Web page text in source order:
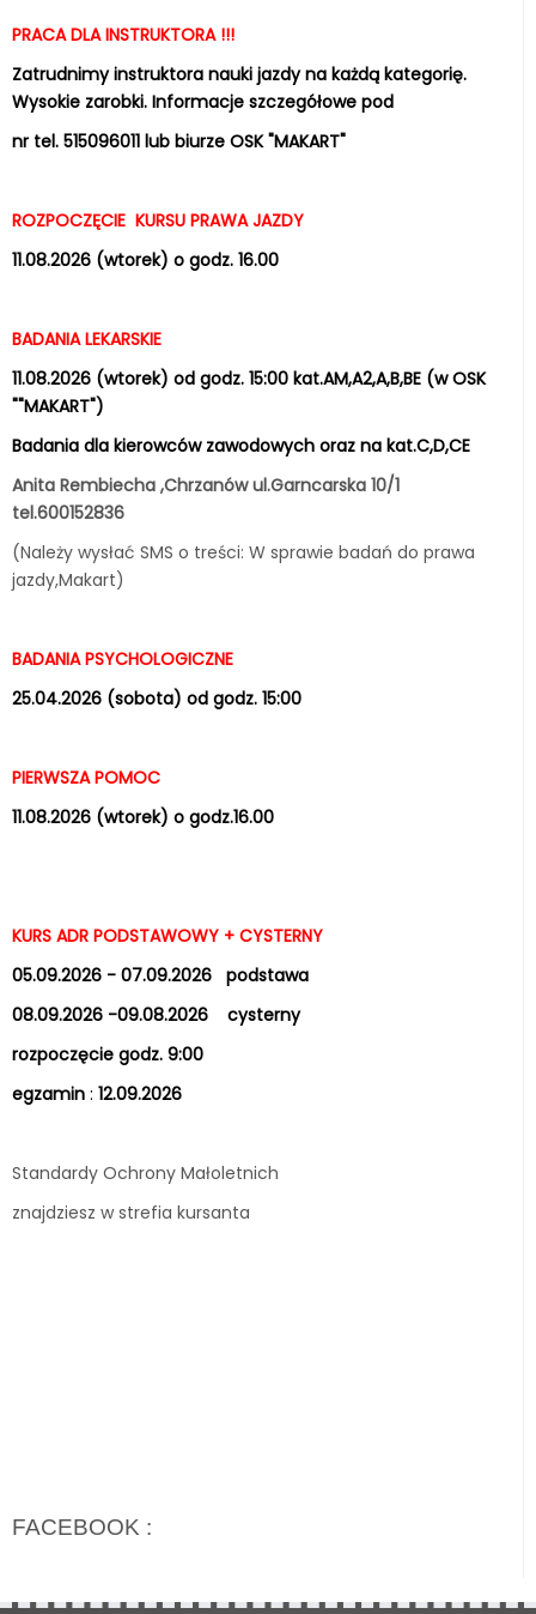
PRACA DLA INSTRUKTORA !!!
Zatrudnimy instruktora nauki jazdy na każdą kategorię.
Wysokie zarobki. Informacje szczegółowe pod
nr tel. 515096011 lub biurze OSK "MAKART"
ROZPOCZĘCIE KURSU PRAWA JAZDY
11.08.2026 (wtorek) o godz. 16.00
BADANIA LEKARSKIE
11.08.2026 (wtorek) od godz. 15:00 kat.AM,A2,A,B,BE (w OSK
""MAKART")
Badania dla kierowców zawodowych oraz na kat.C,D,CE
Anita Rembiecha ,Chrzanów ul.Garncarska 10/1
tel.600152836
(Należy wysłać SMS o treści: W sprawie badań do prawa
jazdy,Makart)
BADANIA PSYCHOLOGICZNE
25.04.2026 (sobota) od godz. 15:00
PIERWSZA POMOC
11.08.2026 (wtorek) o godz.16.00
KURS ADR PODSTAWOWY + CYSTERNY
05.09.2026 - 07.09.2026 podstawa
08.09.2026 -09.08.2026 cysterny
rozpoczęcie godz. 9:00
egzamin : 12.09.2026
Standardy Ochrony Małoletnich
znajdziesz w strefia kursanta
FACEBOOK :